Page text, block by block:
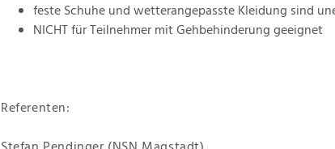
feste Schuhe und wetterangepasste Kleidung sind
NICHT für Teilnehmer mit Gehbehinderung geeignet
Referenten: